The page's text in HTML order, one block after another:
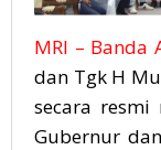
MRI – Banda
dan Tgk H
secara resmi
Gubernur